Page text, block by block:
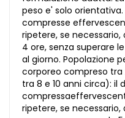
peso e' solo orientativa.
compresse
ripetere, se
4 ore, senza superare
al giorno. Popolazione
corporeo compreso
tra 8 e 10 anni circa): il
ripetere, se